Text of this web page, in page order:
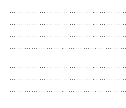
… … … … … … … … … … … … … … …
… … … … … … … … … … … … … … …
… … … … … … … … … … … … … … …
… … … … … … … … … … … … … … …
… … … … … … … … … … … … … … …
… … … … … … … … … … … … … … …
… … … … … … … … … … … … … … …